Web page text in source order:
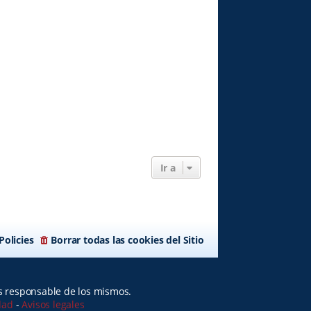
Ir a
Borrar todas las cookies del Sitio
Policies
de los mismos.
-Avisos legales